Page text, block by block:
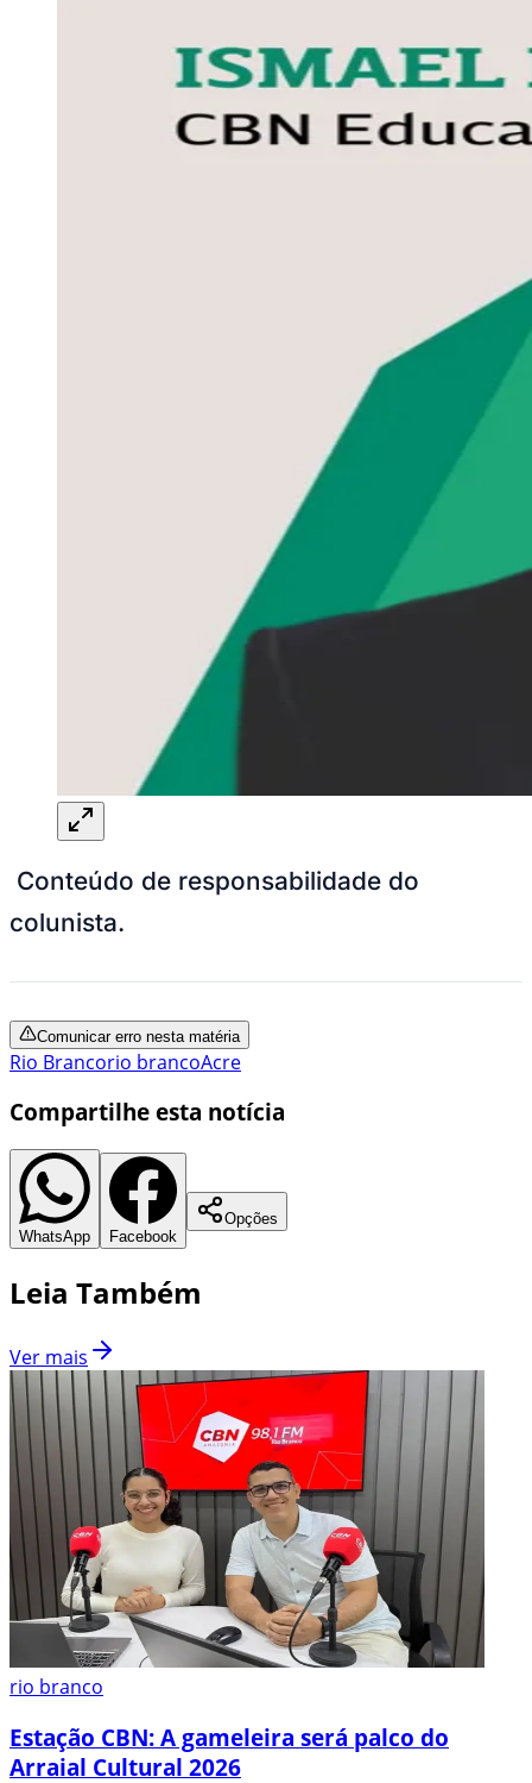
Conteúdo de responsabilidade do
colunista.
Comunicar erro nesta matéria
Rio Brancorio brancoAcre
Compartilhe esta notícia
WhatsApp Facebook
Opções
Leia Também
Ver mais
rio branco
Estação CBN: A gameleira será palco do
Arraial Cultural 2026